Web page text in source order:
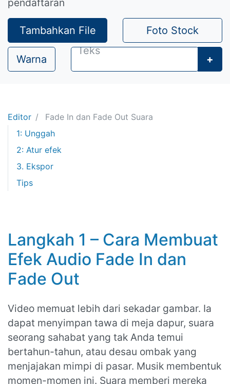
pendaftaran
Tambahkan File Foto Stock
Warna +
Editor
Fade In dan Fade Out Suara
1: Unggah
2: Atur efek
3. Ekspor
Tips
Langkah 1 – Cara Membuat
Efek Audio Fade In dan
Fade Out
Video memuat lebih dari sekadar gambar. Ia
dapat menyimpan tawa di meja dapur, suara
seorang sahabat yang tak Anda temui
bertahun-tahun, atau desau ombak yang
menjajakan mimpi di pasar. Musik membentuk
momen-momen ini. Suara memberi mereka